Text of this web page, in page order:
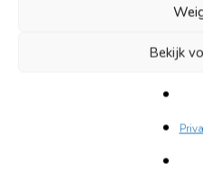
Bekijk
ontwikkelde zich tot een
vertaal- en tekstbureau.
Een